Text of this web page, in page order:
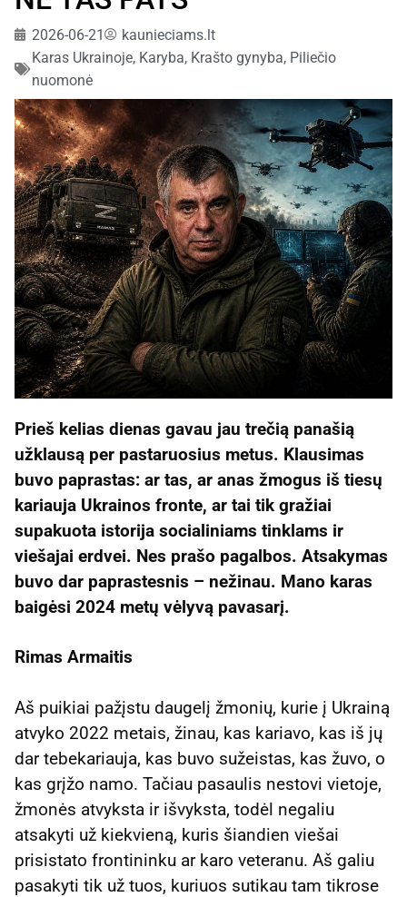
2026-06-21
kaunieciams.lt
Karas Ukrainoje, Karyba, Krašto gynyba, Piliečio
nuomonė
Prieš kelias dienas gavau jau trečią panašią
užklausą per pastaruosius metus. Klausimas
buvo paprastas: ar tas, ar anas žmogus iš tiesų
kariauja Ukrainos fronte, ar tai tik gražiai
supakuota istorija socialiniams tinklams ir
viešajai erdvei. Nes prašo pagalbos. Atsakymas
buvo dar paprastesnis – nežinau. Mano karas
baigėsi 2024 metų vėlyvą pavasarį.
Rimas Armaitis
Aš puikiai pažįstu daugelį žmonių, kurie į Ukrainą
atvyko 2022 metais, žinau, kas kariavo, kas iš jų
dar tebekariauja, kas buvo sužeistas, kas žuvo, o
kas grįžo namo. Tačiau pasaulis nestovi vietoje,
žmonės atvyksta ir išvyksta, todėl negaliu
atsakyti už kiekvieną, kuris šiandien viešai
prisistato frontininku ar karo veteranu. Aš galiu
pasakyti tik už tuos, kuriuos sutikau tam tikrose